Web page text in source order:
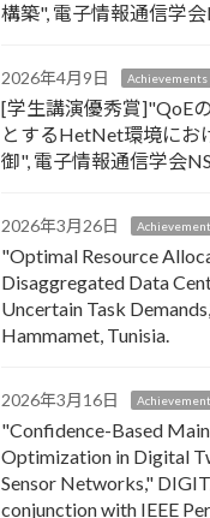
構築", 電子情報通信学
2026年4月9日 Achievements
[学生講演優秀賞]"QoE
とするHetNet環境にお
御", 電子情報通信学会
2026年3月26日
"Optimal Resource
Disaggregated Data
Uncertain Task
Hammamet, Tunisia.
2026年3月16日
"Confidence-Based
Optimization in Digital
Sensor Networks,"
conjunction with IEEE